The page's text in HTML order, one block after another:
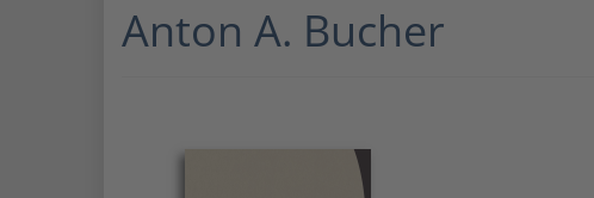
Anton A. Bucher